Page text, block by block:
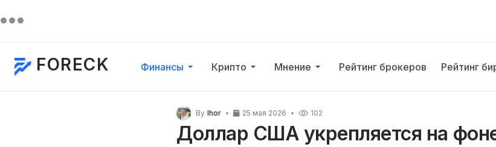
FORECK Финансы Крипто Мнение Рейтинг брокеров Рейтинг
By Ihor 25 мая 2026 102
Доллар США укрепляется на